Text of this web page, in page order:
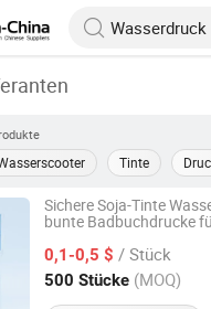
Tinte
Sichere Soja-Tinte
bunte Badbuchdrucke
0,1-0,5 $ / Stück
500 Stücke (MOQ)
Creative Co., Ltd
Seit 2026